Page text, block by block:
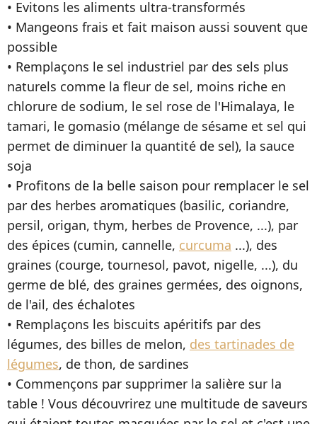
• Evitons les aliments ultra-transformés
• Mangeons frais et fait maison aussi souvent que
possible
• Remplaçons le sel industriel par des sels plus
naturels comme la fleur de sel, moins riche en
chlorure de sodium, le sel rose de l'Himalaya, le
tamari, le gomasio (mélange de sésame et sel qui
permet de diminuer la quantité de sel), la sauce
soja
• Profitons de la belle saison pour remplacer le sel
par des herbes aromatiques (basilic, coriandre,
persil, origan, thym, herbes de Provence, ...), par
des épices (cumin, cannelle, curcuma ...), des
graines (courge, tournesol, pavot, nigelle, ...), du
germe de blé, des graines germées, des oignons,
de l'ail, des échalotes
• Remplaçons les biscuits apéritifs par des
légumes, des billes de melon, des tartinades de
légumes, de thon, de sardines
• Commençons par supprimer la salière sur la
table ! Vous découvrirez une multitude de saveurs